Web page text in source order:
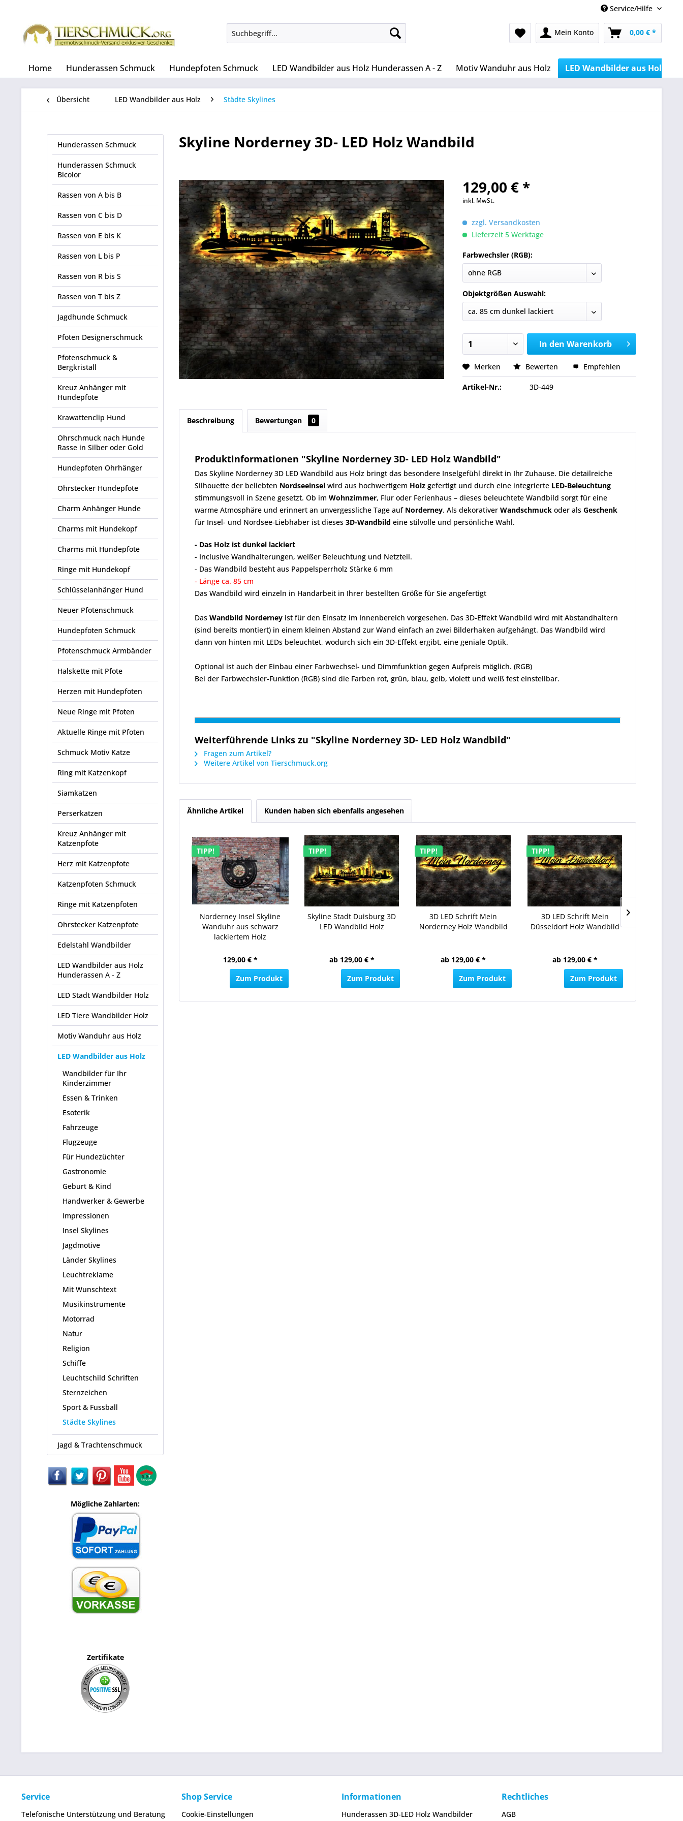
Service/Hilfe
Mein Konto 0,00 € *
Home Hunderassen Schmuck Hundepfoten Schmuck LED Wandbilder aus Holz Hunderassen A - Z Motiv Wanduhr aus Holz LED Wandbilder aus Holz
Übersicht LED Wandbilder aus Holz Städte Skylines
Hunderassen Schmuck
Hunderassen Schmuck
Bicolor
Rassen von A bis B
Rassen von C bis D
Rassen von E bis K
Rassen von L bis P
Rassen von R bis S
Rassen von T bis Z
Jagdhunde Schmuck
Pfoten Designerschmuck
Pfotenschmuck &
Bergkristall
Kreuz Anhänger mit
Hundepfote
Krawattenclip Hund
Ohrschmuck nach Hunde
Rasse in Silber oder Gold
Hundepfoten Ohrhänger
Ohrstecker Hundepfote
Charm Anhänger Hunde
Charms mit Hundekopf
Charms mit Hundepfote
Ringe mit Hundekopf
Schlüsselanhänger Hund
Neuer Pfotenschmuck
Hundepfoten Schmuck
Pfotenschmuck Armbänder
Halskette mit Pfote
Herzen mit Hundepfoten
Neue Ringe mit Pfoten
Aktuelle Ringe mit Pfoten
Schmuck Motiv Katze
Ring mit Katzenkopf
Siamkatzen
Perserkatzen
Kreuz Anhänger mit
Katzenpfote
Herz mit Katzenpfote
Katzenpfoten Schmuck
Ringe mit Katzenpfoten
Ohrstecker Katzenpfote
Edelstahl Wandbilder
LED Wandbilder aus Holz
Hunderassen A - Z
LED Stadt Wandbilder Holz
LED Tiere Wandbilder Holz
Motiv Wanduhr aus Holz
LED Wandbilder aus Holz
Wandbilder für Ihr
Kinderzimmer
Essen & Trinken
Esoterik
Fahrzeuge
Flugzeuge
Für Hundezüchter
Gastronomie
Geburt & Kind
Handwerker & Gewerbe
Impressionen
Insel Skylines
Jagdmotive
Länder Skylines
Leuchtreklame
Mit Wunschtext
Musikinstrumente
Motorrad
Natur
Religion
Schiffe
Leuchtschild Schriften
Sternzeichen
Sport & Fussball
Städte Skylines
Jagd & Trachtenschmuck
Mögliche Zahlarten:
Zertifikate
Skyline Norderney 3D- LED Holz Wandbild
129,00 € *
inkl. MwSt.
zzgl. Versandkosten
Lieferzeit 5 Werktage
Farbwechsler (RGB):
Objektgrößen Auswahl:
In den Warenkorb
Merken Bewerten Empfehlen
Artikel-Nr.: 3D-449
Beschreibung Bewertungen 0
Produktinformationen "Skyline Norderney 3D- LED Holz Wandbild"
Das Skyline Norderney 3D LED Wandbild aus Holz bringt das besondere Inselgefühl direkt in Ihr Zuhause. Die detailreiche
Silhouette der beliebten Nordseeinsel wird aus hochwertigem Holz gefertigt und durch eine integrierte LED-Beleuchtung
stimmungsvoll in Szene gesetzt. Ob im Wohnzimmer, Flur oder Ferienhaus – dieses beleuchtete Wandbild sorgt für eine
warme Atmosphäre und erinnert an unvergessliche Tage auf Norderney. Als dekorativer Wandschmuck oder als Geschenk
für Insel- und Nordsee-Liebhaber ist dieses 3D-Wandbild eine stilvolle und persönliche Wahl.
- Das Holz ist dunkel lackiert
- Inclusive Wandhalterungen, weißer Beleuchtung und Netzteil.
- Das Wandbild besteht aus Pappelsperrholz Stärke 6 mm
- Länge ca. 85 cm
Das Wandbild wird einzeln in Handarbeit in Ihrer bestellten Größe für Sie angefertigt
Das Wandbild Norderney ist für den Einsatz im Innenbereich vorgesehen. Das 3D-Effekt Wandbild wird mit Abstandhaltern
(sind bereits montiert) in einem kleinen Abstand zur Wand einfach an zwei Bilderhaken aufgehängt. Das Wandbild wird
dann von hinten mit LEDs beleuchtet, wodurch sich ein 3D-Effekt ergibt, eine geniale Optik.
Optional ist auch der Einbau einer Farbwechsel- und Dimmfunktion gegen Aufpreis möglich. (RGB)
Bei der Farbwechsler-Funktion (RGB) sind die Farben rot, grün, blau, gelb, violett und weiß fest einstellbar.
Weiterführende Links zu "Skyline Norderney 3D- LED Holz Wandbild"
Fragen zum Artikel?
Weitere Artikel von Tierschmuck.org
Ähnliche Artikel Kunden haben sich ebenfalls angesehen
TIPP!
Norderney Insel Skyline
Wanduhr aus schwarz
lackiertem Holz
129,00 € *
Zum Produkt
TIPP!
Skyline Stadt Duisburg 3D
LED Wandbild Holz
ab 129,00 € *
Zum Produkt
TIPP!
3D LED Schrift Mein
Norderney Holz Wandbild
ab 129,00 € *
Zum Produkt
TIPP!
3D LED Schrift Mein
Düsseldorf Holz Wandbild
ab 129,00 € *
Zum Produkt
Service
Telefonische Unterstützung und Beratung
Shop Service
Cookie-Einstellungen
Informationen
Hunderassen 3D-LED Holz Wandbilder
Rechtliches
AGB